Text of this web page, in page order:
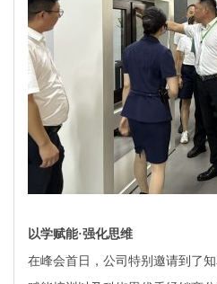
以学赋能·强化思维
在峰会首日，公司特别邀请到了